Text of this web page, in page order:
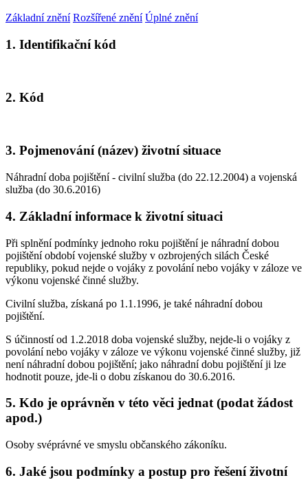
Základní znění Rozšířené znění Úplné znění
1. Identifikační kód
2. Kód
3. Pojmenování (název) životní situace
Náhradní doba pojištění - civilní služba (do 22.12.2004) a vojenská
služba (do 30.6.2016)
4. Základní informace k životní situaci
Při splnění podmínky jednoho roku pojištění je náhradní dobou
pojištění období vojenské služby v ozbrojených silách České
republiky, pokud nejde o vojáky z povolání nebo vojáky v záloze ve
výkonu vojenské činné služby.
Civilní služba, získaná po 1.1.1996, je také náhradní dobou
pojištění.
S účinností od 1.2.2018 doba vojenské služby, nejde-li o vojáky z
povolání nebo vojáky v záloze ve výkonu vojenské činné služby, již
není náhradní dobou pojištění; jako náhradní dobu pojištění ji lze
hodnotit pouze, jde-li o dobu získanou do 30.6.2016.
5. Kdo je oprávněn v této věci jednat (podat žádost
apod.)
Osoby svéprávné ve smyslu občanského zákoníku.
6. Jaké jsou podmínky a postup pro řešení životní